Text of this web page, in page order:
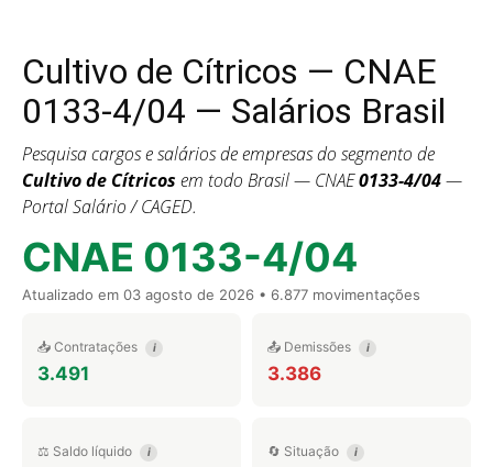
Cultivo de Cítricos — CNAE
0133-4/04 — Salários Brasil
Pesquisa cargos e salários de empresas do segmento de
Cultivo de Cítricos em todo Brasil — CNAE0133-4/04—
Portal Salário / CAGED.
CNAE 0133-4/04
Atualizado em 03 agosto de 2026 • 6.877 movimentações
📥 Contratações i
3.491
📤 Demissões i
3.386
⚖️ Saldo líquido i 🔄 Situação i